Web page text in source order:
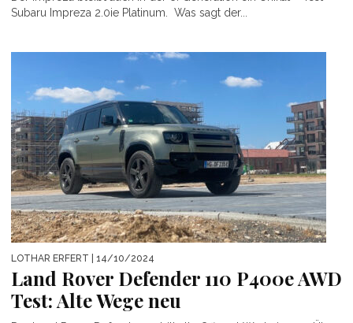
Subaru Impreza 2.0ie Platinum. Was sagt der...
LOTHAR ERFERT | 14/10/2024
Land Rover Defender 110 P400e AWD
Test: Alte Wege neu